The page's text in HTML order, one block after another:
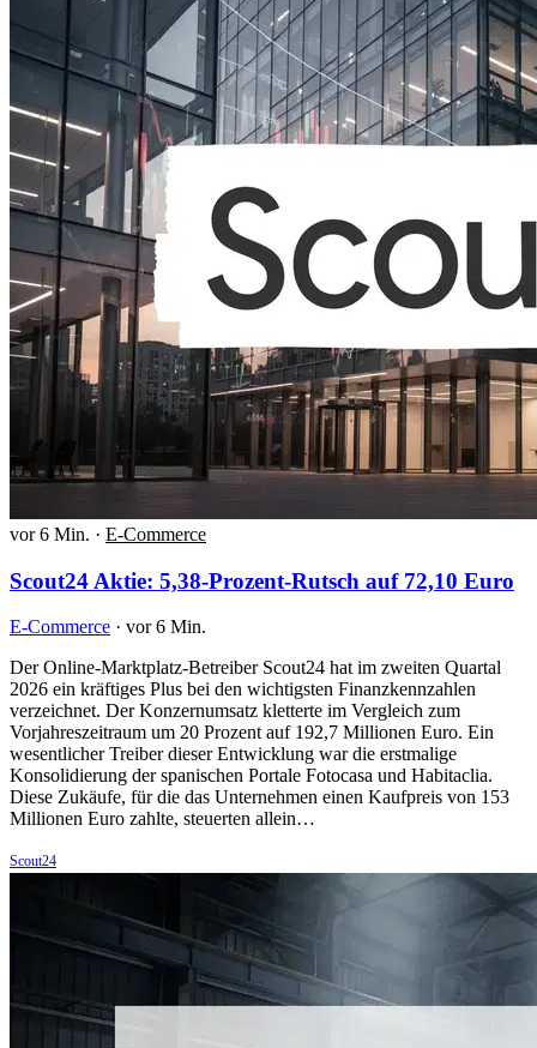
vor 6 Min. · E-Commerce
Scout24 Aktie: 5,38-Prozent-Rutsch auf 72,10 Euro
E-Commerce · vor 6 Min.
Der Online-Marktplatz-Betreiber Scout24 hat im zweiten Quartal
2026 ein kräftiges Plus bei den wichtigsten Finanzkennzahlen
verzeichnet. Der Konzernumsatz kletterte im Vergleich zum
Vorjahreszeitraum um 20 Prozent auf 192,7 Millionen Euro. Ein
wesentlicher Treiber dieser Entwicklung war die erstmalige
Konsolidierung der spanischen Portale Fotocasa und Habitaclia.
Diese Zukäufe, für die das Unternehmen einen Kaufpreis von 153
Millionen Euro zahlte, steuerten allein…
Scout24